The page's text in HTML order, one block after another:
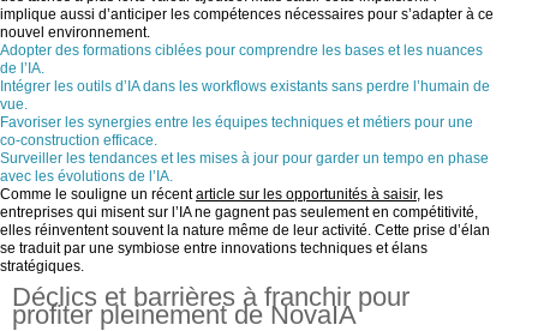
implique aussi d’anticiper les compétences nécessaires pour s’adapter à ce
nouvel environnement.
Adopter des formations ciblées pour comprendre les bases et les nuances
de l’IA.
Intégrer les outils d’IA dans les workflows existants sans perdre l’humain de
vue.
Favoriser les synergies entre les équipes techniques et métiers pour une
co-construction efficace.
Surveiller les tendances et les mises à jour pour garder un tempo en phase
avec les évolutions de l’IA.
Comme le souligne un récentarticle sur les opportunités à saisir, les
entreprises qui misent sur l’IA ne gagnent pas seulement en compétitivité,
elles réinventent souvent la nature même de leur activité. Cette prise d’élan
se traduit par une symbiose entre innovations techniques et élans
stratégiques.
Déclics et barrières à franchir pour
profiter pleinement de NovaIA